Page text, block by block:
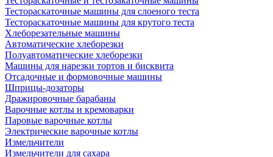
Тестораскаточные машины для слоеного теста
Тестораскаточные машины для крутого теста
Хлеборезательные машины
Автоматические хлеборезки
Полуавтоматические хлеборезки
Машины для нарезки тортов и бисквита
Отсадочные и формовочные машины
Шприцы-дозаторы
Дражировочные барабаны
Варочные котлы и кремоварки
Паровые варочные котлы
Электрические варочные котлы
Измельчители
Измельчители для сахара